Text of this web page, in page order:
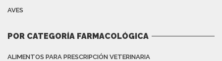
AVES
POR CATEGORÍA FARMACOLÓGICA
ALIMENTOS PARA PRESCRIPCIÓN VETERINARIA